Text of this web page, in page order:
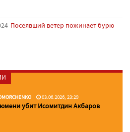
Посеявший ветер пожинает бурю
03.06.2026, 23:29
убит Исомитдин Акбаров